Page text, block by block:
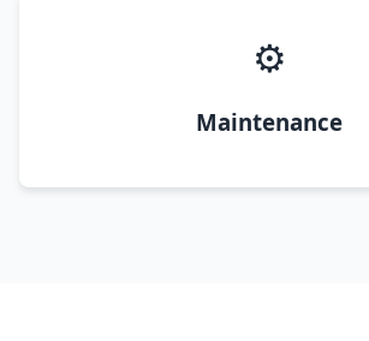
⚙️
Maintenance